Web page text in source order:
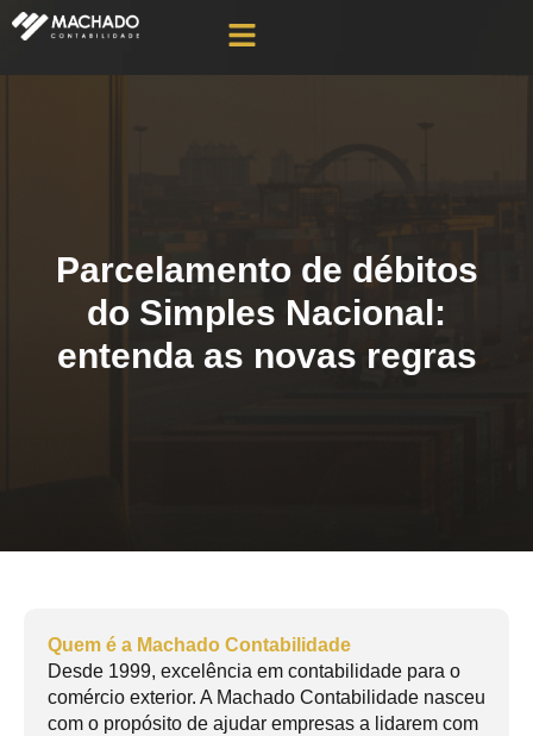
Parcelamento de débitos
do Simples Nacional:
entenda as novas regras
Quem é a Machado Contabilidade
Desde 1999, excelência em contabilidade para o
comércio exterior. A Machado Contabilidade nasceu
com o propósito de ajudar empresas a lidarem com